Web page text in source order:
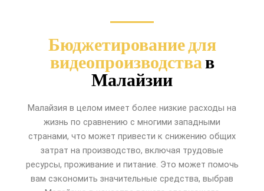
Бюджетирование для
видеопроизводствав
Малайзии
Малайзия в целом имеет более низкие расходы на
жизнь по сравнению с многими западными
странами, что может привести к снижению общих
затрат на производство, включая трудовые
ресурсы, проживание и питание. Это может помочь
вам сэкономить значительные средства, выбрав